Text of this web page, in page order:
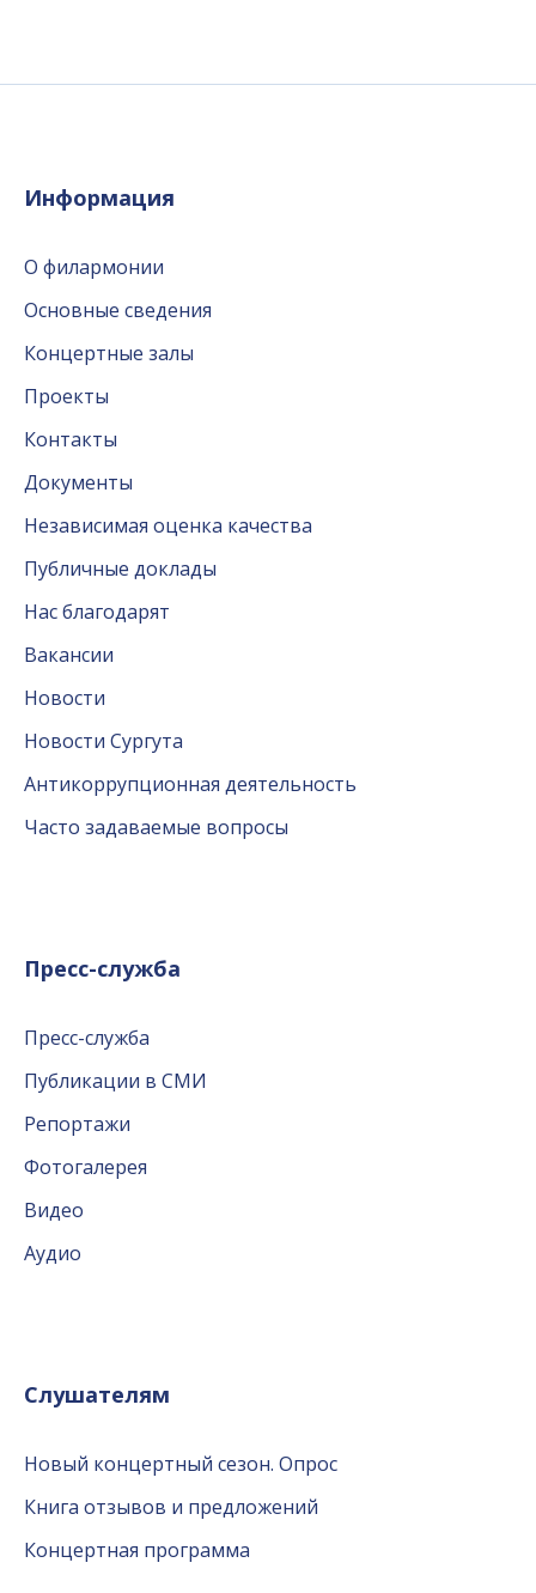
Информация
О филармонии
Основные сведения
Концертные залы
Проекты
Контакты
Документы
Независимая оценка качества
Публичные доклады
Нас благодарят
Вакансии
Новости
Новости Сургута
Антикоррупционная деятельность
Часто задаваемые вопросы
Пресс-служба
Пресс-служба
Публикации в СМИ
Репортажи
Фотогалерея
Видео
Аудио
Слушателям
Новый концертный сезон. Опрос
Книга отзывов и предложений
Концертная программа